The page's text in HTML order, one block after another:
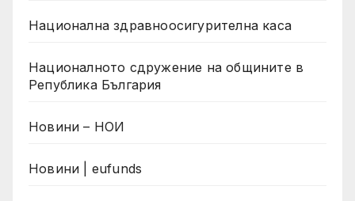
Национална здравноосигурителна каса
Националното сдружение на общините в
Република България
Новини – НОИ
Новини | eufunds